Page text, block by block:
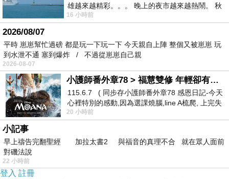
雄越來越精彩。。。 晚上的夜市越來越熱鬧。 秋
天的風刮得很熱 夜遊消暑熱。。。
16 小時前
2026/08/07
平時 崽崽幫忙過磅 都是玩一下玩一下 今天親自上陣 整個又被崽崽 玩
到水泄不通 塞到爆炸 / 不過從崽崽自己親
2026-08-07
小護師番外章78 > 福慧雙修 年輕卻有個老靈魂 ㄑ金剛經〉podcast
115.6.7 ( 同步存小護師番外章78 感恩日記-今天
心裡特別的感動,因為選課燒腦,line A梳爬, 上完失
智課的她,特來傾
20 小時前
小記事
早上禱告完翻聖經 加拉太書2 與福音的真理不合 就在眾人面前
對磯法說
22 小時前
登入 註冊